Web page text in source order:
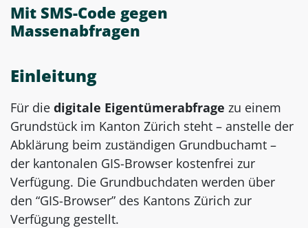
Mit SMS-Code gegen
Massenabfragen
Einleitung
Für die digitale Eigentümerabfrage zu einem
Grundstück im Kanton Zürich steht – anstelle der
Abklärung beim zuständigen Grundbuchamt –
der kantonalen GIS-Browser kostenfrei zur
Verfügung. Die Grundbuchdaten werden über
den “GIS-Browser” des Kantons Zürich zur
Verfügung gestellt.